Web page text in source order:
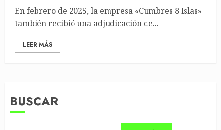
En febrero de 2025, la empresa «Cumbres 8 Islas»
también recibió una adjudicación de...
LEER MÁS
BUSCAR